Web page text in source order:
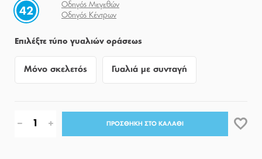
42
Οδηγός Μεγεθών
Οδηγός Κέντρων
Επιλέξτε τύπο γυαλιών οράσεως
Μόνο σκελετός Γυαλιά με συνταγή
ΠΡΟΣΘΗΚΗ ΣΤΟ ΚΑΛΑΘΙ